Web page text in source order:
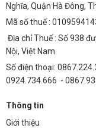
Khu Vực Phụ
Khu vực phụ trợ
giả, cổng vào.
Chiếu Sáng
Đường liên thôn, đô
xưởng.
Nghĩa, Quận Hà Đông,
Mã số thuế :
Địa chỉ Thuế : Số 938
Nội, Việt Nam
Số điện thoại:
0924.734.666 -
Thông tin
Giới thiệu